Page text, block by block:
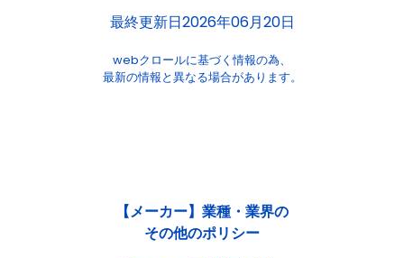
最終更新日2026年06月20日
webクロールに基づく情報の為、
最新の情報と異なる場合があります。
【メーカー】業種・業界の
その他のポリシー